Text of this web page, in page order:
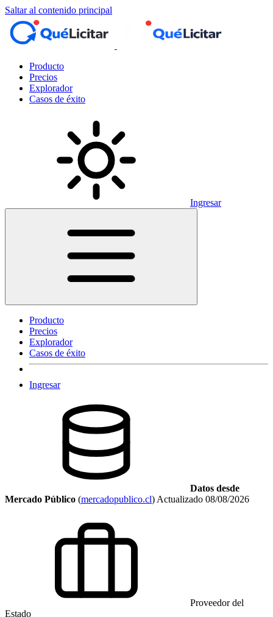
Saltar al contenido principal
Producto
Precios
Explorador
Casos de éxito
Ingresar
Producto
Precios
Explorador
Casos de éxito
Ingresar
Datos desde
Mercado Público (mercadopublico.cl) Actualizado 08/08/2026
Proveedor del
Estado